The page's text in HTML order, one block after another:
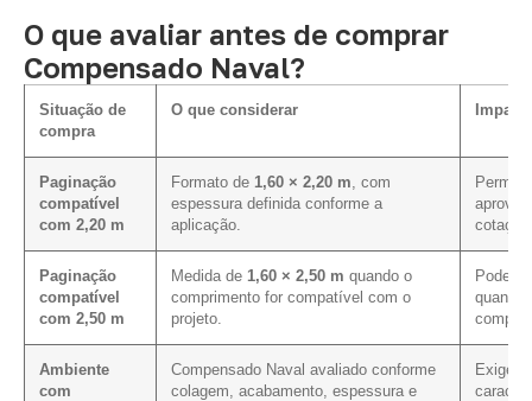
O que avaliar antes de comprar
Compensado Naval?
Situação de
compra
O que considerar
Paginação
compatível
com 2,20 m
Formato de 1,60 × 2,20 m , com
espessura definida conforme a
aplicação.
Paginação
compatível
com 2,50 m
Medida de 1,60 × 2,50 m quando o
comprimento for compatível com o
projeto.
Pode
quando
Ambiente
com
Compensado Naval avaliado conforme
colagem, acabamento, espessura e
Exige